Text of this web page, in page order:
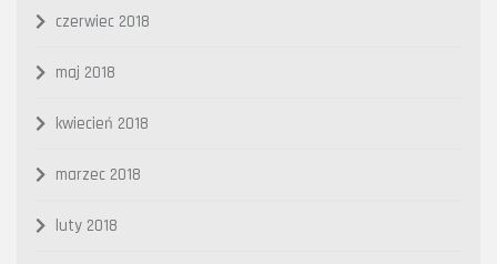
czerwiec 2018
maj 2018
kwiecień 2018
marzec 2018
luty 2018